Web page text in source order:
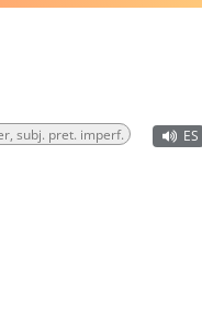
subj. pret. imperf.
ES